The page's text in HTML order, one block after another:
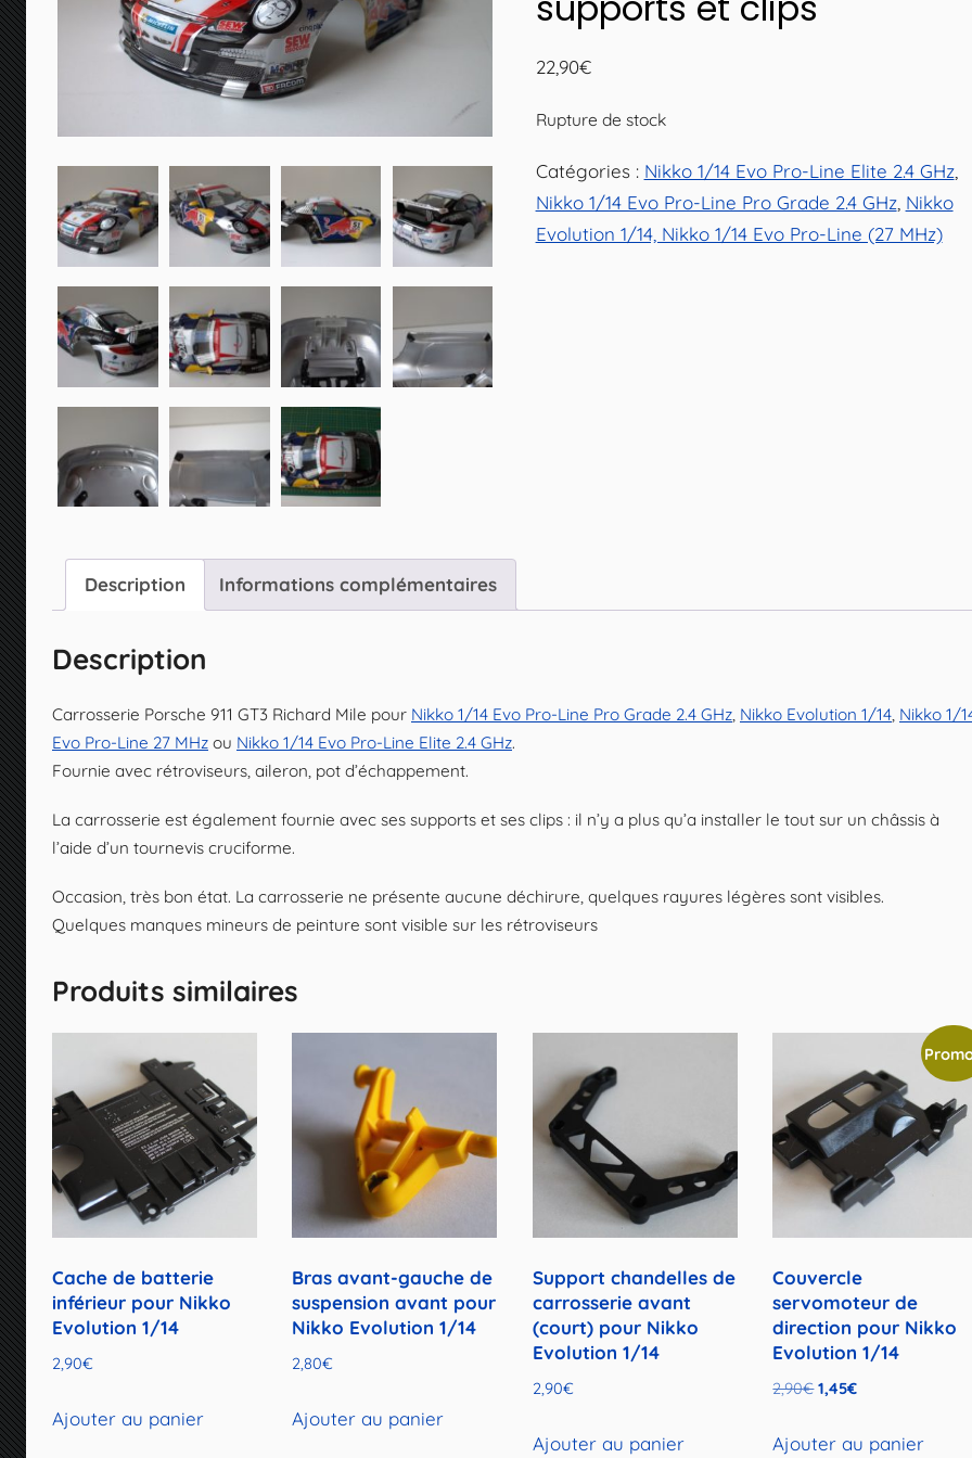
22,90€
Rupture de stock
Catégories : Nikko 1/14 Evo Pro-Line Elite 2.4 GHz,
Nikko 1/14 Evo Pro-Line Pro Grade 2.4 GHz, Nikko
Evolution 1/14, Nikko 1/14 Evo Pro-Line (27 MHz)
Description Informations complémentaires
Description
Carrosserie Porsche 911 GT3 Richard Mile pour Nikko 1/14 Evo Pro-Line Pro Grade 2.4 GHz Nikko Evolution 1/14 Nikko 1/
Evo Pro-Line 27 MHz ou Nikko 1/14 Evo Pro-Line Elite 2.4 GHz.
Fournie avec rétroviseurs, aileron, pot d’échappement.
La carrosserie est également fournie avec ses supports et ses clips : il n’y a plus qu’a installer le tout sur un châssis à
l’aide d’un tournevis cruciforme.
Occasion, très bon état. La carrosserie ne présente aucune déchirure, quelques rayures légères sont visibles.
Quelques manques mineurs de peinture sont visible sur les rétroviseurs
Produits similaires
Cache de batterie
inférieur pour Nikko
Evolution 1/14
2,90€
Ajouter au panier
Bras avant-gauche de
suspension avant pour
Nikko Evolution 1/14
2,80€
Ajouter au panier
Support chandelles de
carrosserie avant
(court) pour Nikko
Evolution 1/14
2,90€
Ajouter au panier
Couvercle
servomoteur de
direction pour Nikko
Evolution 1/14
2,90€Le
initial
1,45€Le
actuel
Ajouter au panier